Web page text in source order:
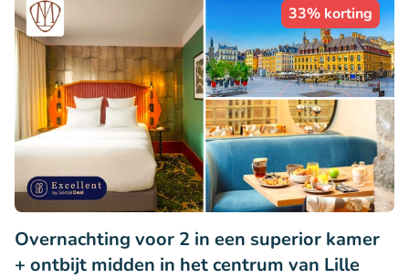
33% korting
Overnachting voor 2 in een superior kamer
+ ontbijt midden in het centrum van Lille